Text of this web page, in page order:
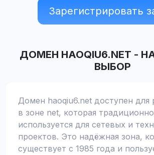
Зарегистрировать
ДОМЕН HAOQIU6.NET -
ВЫБОР
Домен haoqiu6.net доступен для
в зоне net, которая традиционно
используется для сетевых и
проектов. Это надёжная зона,
существует с 1985 года и